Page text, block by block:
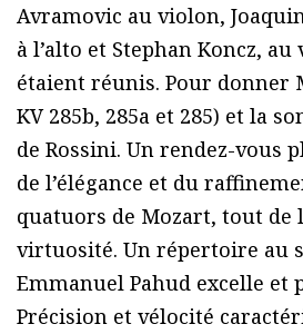
Avramovic au violon,
à l’alto et Stephan Koncz,
étaient réunis. Pour donner
KV 285b, 285a et 285) et la
de Rossini. Un rendez-vous
de l’élégance et du
quatuors de Mozart, tout de
virtuosité. Un répertoire au
Emmanuel Pahud excelle
Précision et vélocité